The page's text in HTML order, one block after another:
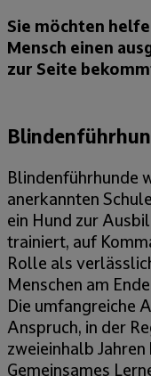
Sie möchten
Mensch einen
zur Seite
Blindenführhunde
anerkannten
ein Hund zur
trainiert, auf
Rolle als
Menschen am
Die umfangreiche
Anspruch, in der
zweieinhalb
Gemeinsames